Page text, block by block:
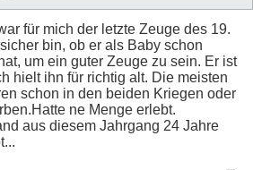
für mich der letzte Zeuge des 19.
bin, ob er als Baby schon
um ein guter Zeuge zu sein. Er ist
hielt ihn für richtig alt. Die meisten
schon in den beiden Kriegen oder
ne Menge erlebt.
aus diesem Jahrgang 24 Jahre